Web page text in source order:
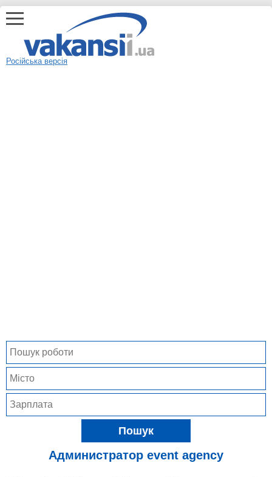
Російська версія
Пошук
Администратор event agency